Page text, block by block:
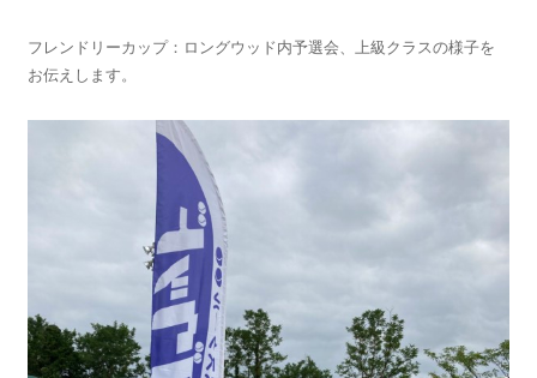
フレンドリーカップ：ロングウッド内予選会、上級クラスの様子を
お伝えします。